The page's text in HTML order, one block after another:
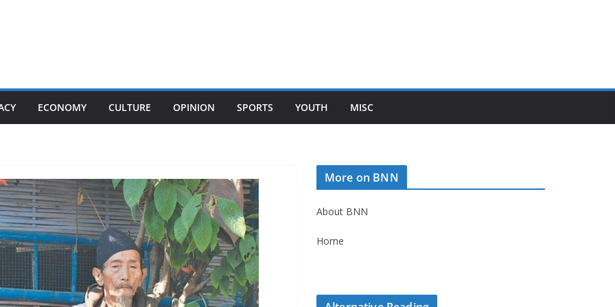
ECONOMY CULTURE OPINION SPORTS YOUTH MISC
More on BNN
About BNN
Home